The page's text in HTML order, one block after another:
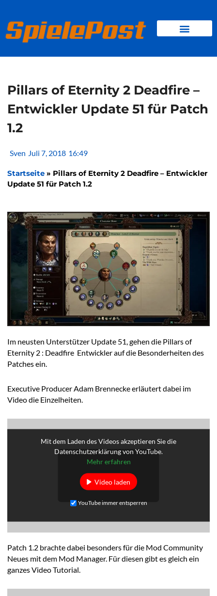
springen
Pillars of Eternity 2 Deadfire –
Entwickler Update 51 für Patch
1.2
Sven Juli 7, 2018 16:49
Startseite » Pillars of Eternity 2 Deadfire – Entwickler
Update 51 für Patch 1.2
Im neusten Unterstützer Update 51, gehen die Pillars of
Eternity 2 : Deadfire Entwickler auf die Besonderheiten des
Patches ein.
Executive Producer Adam Brennecke erläutert dabei im
Video die Einzelheiten.
Mit dem Laden des Videos akzeptieren Sie die
Datenschutzerklärung von YouTube.
Mehr erfahren
Video laden
YouTube immer entsperren
Patch 1.2 brachte dabei besonders für die Mod Community
Neues mit dem Mod Manager. Für diesen gibt es gleich ein
ganzes Video Tutorial.